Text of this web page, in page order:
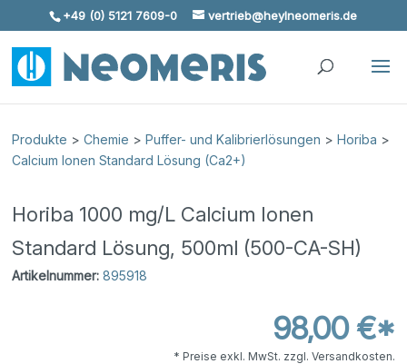
Skip To Content
+49 (0) 5121 7609-0 vertrieb@heylneomeris.de
Produkte >Chemie >Puffer- und Kalibrierlösungen >Horiba >
Calcium Ionen Standard Lösung (Ca2+)
Horiba 1000 mg/L Calcium Ionen
Standard Lösung, 500ml (500-CA-SH)
Artikelnummer: 895918
98,00 €*
* Preise exkl. MwSt. zzgl. Versandkosten.